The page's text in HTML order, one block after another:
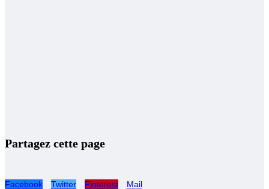
Partagez cette page
Facebook Twitter Pinterest Mail